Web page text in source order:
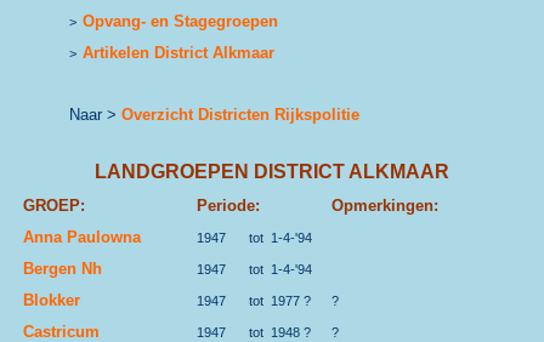
> Opvang- en Stagegroepen
> Artikelen District Alkmaar
Naar > Overzicht Districten Rijkspolitie
LANDGROEPEN DISTRICT ALKMAAR
GROEP: Periode:
Opmerkingen:
Anna Paulowna
1947 tot 1-4-'94
Bergen Nh 1947 tot 1-4-'94
Blokker 1947 tot 1977 ? ?
Castricum 1947 tot 1948 ? ?